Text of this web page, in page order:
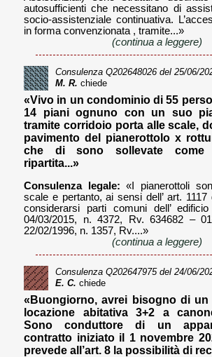
autosufficienti che necessitano di
socio-assistenziale continuativa.
in forma convenzionata , tramite...»
(continua a leggere)
Consulenza Q202648026 del 25/06/
M. R. chiede
«Vivo in un condominio di 55
14 piani ognuno con un suo
tramite corridoio porta alle scale,
pavimento del pianerottolo x
che di sono sollevate come
ripartita...»
Consulenza legale: «I pianerottoli
scale e pertanto, ai sensi dell’ art.
considerarsi parti comuni dell’
04/03/2015, n. 4372, Rv. 634682 –
22/02/1996, n. 1357, Rv....»
(continua a leggere)
Consulenza Q202647975del 24/06/
E. C. chiede
«Buongiorno, avrei bisogno di
locazione abitativa 3+2 a
Sono conduttore di un
contratto iniziato il 1 novembre
prevede all’art. 8 la possibilità di